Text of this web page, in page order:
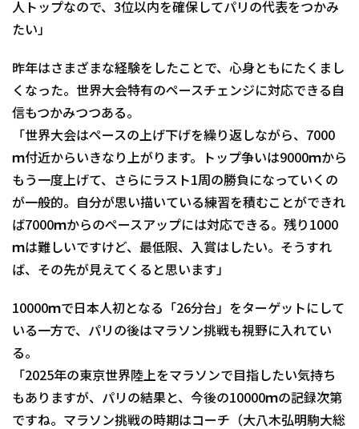
人トップなので、3位以内を確保してパリの代表をつかみ
たい」
昨年はさまざまな経験をしたことで、心身ともにたくまし
くなった。世界大会特有のペースチェンジに対応できる自
信もつかみつつある。
「世界大会はペースの上げ下げを繰り返しながら、7000
ｍ付近からいきなり上がります。トップ争いは9000ｍから
もう一度上げて、さらにラスト1周の勝負になっていくの
が一般的。自分が思い描いている練習を積むことができれ
ば7000ｍからのペースアップには対応できる。残り1000
ｍは難しいですけど、最低限、入賞はしたい。そうすれ
ば、その先が見えてくると思います」
10000ｍで日本人初となる「26分台」をターゲットにして
いる一方で、パリの後はマラソン挑戦も視野に入れてい
る。
「2025年の東京世界陸上をマラソンで目指したい気持ち
もありますが、パリの結果と、今後の10000ｍの記録次第
ですね。マラソン挑戦の時期はコーチ（大八木弘明駒大総